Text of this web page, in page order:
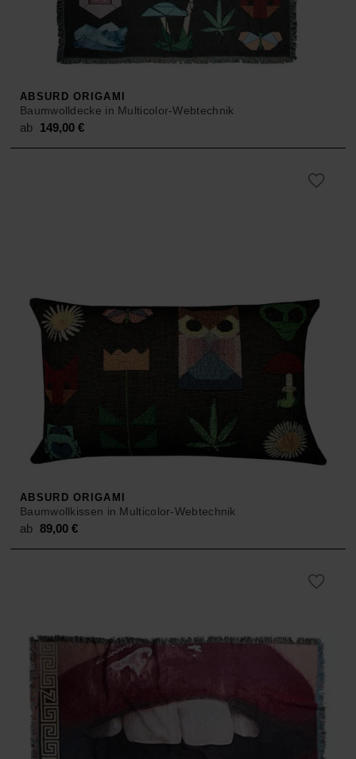
ACCESSOIRES
ACCESSOIRES
HOSEN
ABSURD ORIGAMI
Baumwolldecke in Multicolor-Webtechnik
ab 149,00€
ABSURD ORIGAMI
Baumwollkissen in Multicolor-Webtechnik
ab89,00€